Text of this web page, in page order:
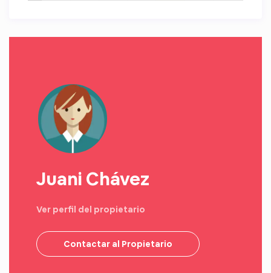
Juani Chávez
Ver perfil del propietario
Contactar al Propietario